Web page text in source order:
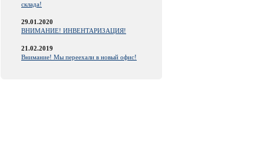
склада!
29.01.2020
ВНИМАНИЕ! ИНВЕНТАРИЗАЦИЯ!
21.02.2019
Внимание! Мы переехали в новый офис!